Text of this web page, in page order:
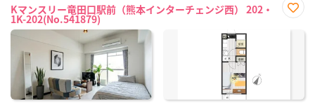
Kマンスリー竜田口駅前（熊本インターチェンジ西） 202・
1K-202(No.541879)
に入